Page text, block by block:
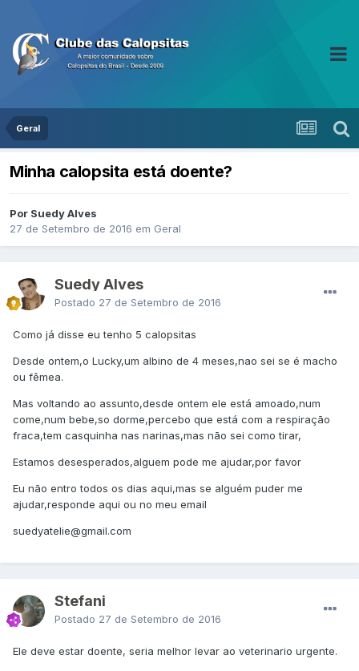
Geral
Minha calopsita está doente?
Por Suedy Alves
27 de Setembro de 2016 em Geral
Suedy Alves
Postado 27 de Setembro de 2016
Como já disse eu tenho 5 calopsitas
Desde ontem,o Lucky,um albino de 4 meses,nao sei se é macho
ou fêmea.
Mas voltando ao assunto,desde ontem ele está amoado,num
come,num bebe,so dorme,percebo que está com a respiração
fraca,tem casquinha nas narinas,mas não sei como tirar,
Estamos desesperados,alguem pode me ajudar,por favor
Eu não entro todos os dias aqui,mas se alguém puder me
ajudar,responde aqui ou no meu email
suedyatelie@gmail.com
Stefani
Postado 27 de Setembro de 2016
Ele deve estar doente, seria melhor levar ao veterinario urgente.